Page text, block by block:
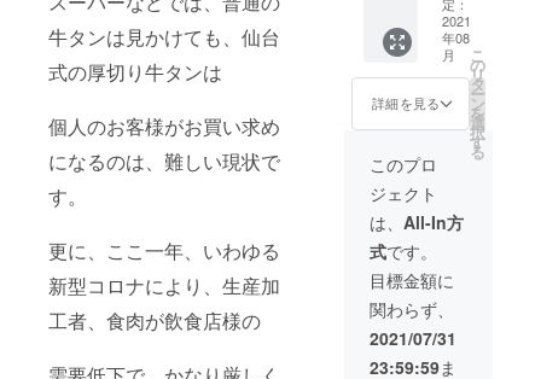
牛タンは見かけても、仙台
式の厚切り牛タンは
個人のお客様がお買い求め
になるのは、難しい現状で
す。
更に、ここ一年、いわゆる
新型コロナにより、生産加
工者、食肉が飲食店様の
※離島の
支援者
様はヤ
マト
クール
便が、
利用可
能な場
合に限
らせて
頂きま
すの
で、予
めご確
認の
上、ご
支援く
ださい
ませ。
2021
年08
月
詳細を見る
こ
の
リ
タ
ー
ン
を
選
択
す
る
このプロ
ジェクト
は、 All-In方
式です。
目標金額に
関わらず、
2021/07/31
23:59:59ま